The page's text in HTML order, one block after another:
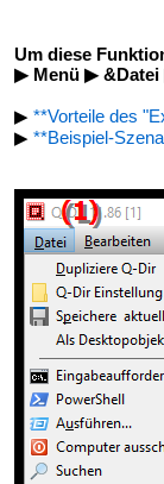
Um diese
▶ Menü ▶
▶ **Vorteile des
▶ **Beispiel-